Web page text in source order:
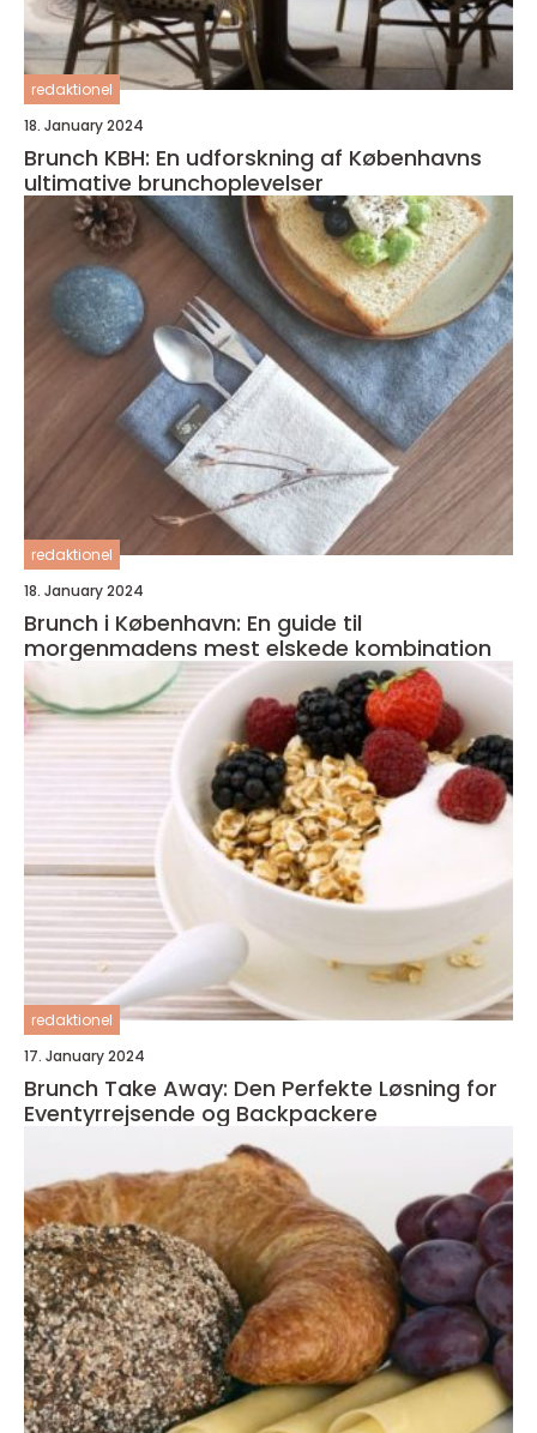
redaktionel
18. January 2024
Brunch KBH: En udforskning af Københavns
ultimative brunchoplevelser
redaktionel
18. January 2024
Brunch i København: En guide til
morgenmadens mest elskede kombination
redaktionel
17. January 2024
Brunch Take Away: Den Perfekte Løsning for
Eventyrrejsende og Backpackere